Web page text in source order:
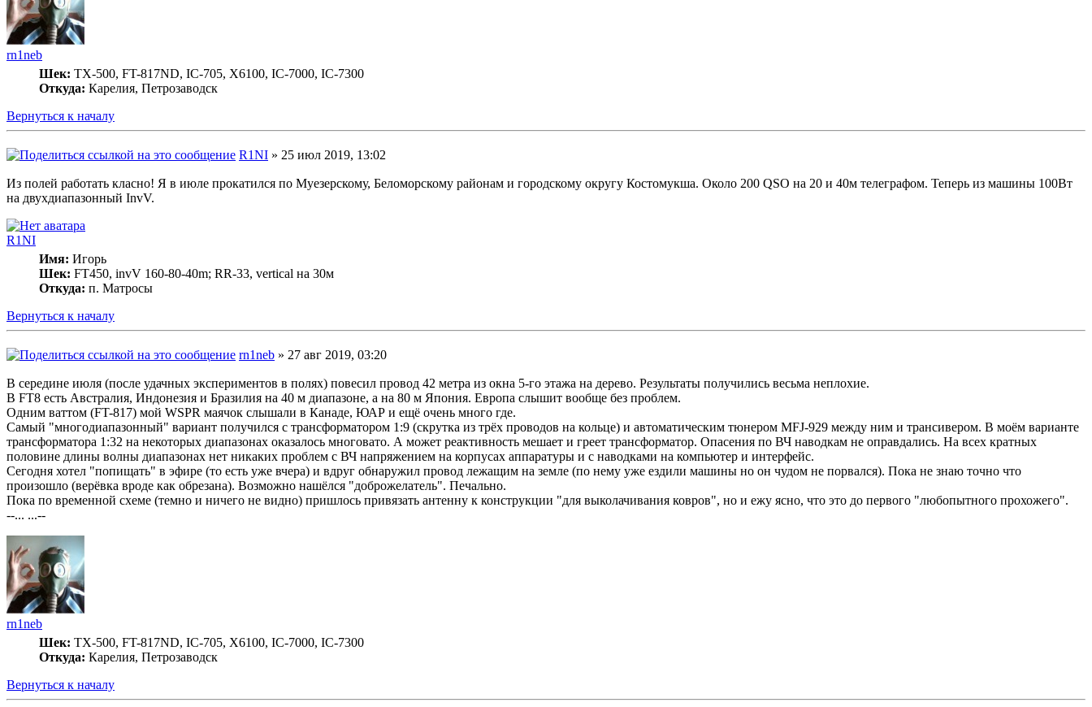
rn1neb
Шек: TX-500, FT-817ND, IC-705, X6100, IC-7000, IC-7300
Откуда: Карелия, Петрозаводск
Вернуться к началу
R1NI » 25 июл 2019, 13:02
Из полей работать класно! Я в июле прокатился по Муезерскому, Беломорскому районам и городскому округу Костомукша. Около 200 QSO на 20 и 40м телеграфом. Теперь из машины 100Вт
на двухдиапазонный InvV.
R1NI
Имя: Игорь
Шек: FT450, invV 160-80-40m; RR-33, vertical на 30м
Откуда: п. Матросы
Вернуться к началу
rn1neb » 27 авг 2019, 03:20
В середине июля (после удачных экспериментов в полях) повесил провод 42 метра из окна 5-го этажа на дерево. Результаты получились весьма неплохие.
В FT8 есть Австралия, Индонезия и Бразилия на 40 м диапазоне, а на 80 м Япония. Европа слышит вообще без проблем.
Одним ваттом (FT-817) мой WSPR маячок слышали в Канаде, ЮАР и ещё очень много где.
Самый "многодиапазонный" вариант получился с трансформатором 1:9 (скрутка из трёх проводов на кольце) и автоматическим тюнером MFJ-929 между ним и трансивером. В моём варианте
трансформатора 1:32 на некоторых диапазонах оказалось многовато. А может реактивность мешает и греет трансформатор. Опасения по ВЧ наводкам не оправдались. На всех кратных
половине длины волны диапазонах нет никаких проблем с ВЧ напряжением на корпусах аппаратуры и с наводками на компьютер и интерфейс.
Сегодня хотел "попищать" в эфире (то есть уже вчера) и вдруг обнаружил провод лежащим на земле (по нему уже ездили машины но он чудом не порвался). Пока не знаю точно что
произошло (верёвка вроде как обрезана). Возможно нашёлся "доброжелатель". Печально.
Пока по временной схеме (темно и ничего не видно) пришлось привязать антенну к конструкции "для выколачивания ковров", но и ежу ясно, что это до первого "любопытного прохожего".
--... ...--
rn1neb
Шек: TX-500, FT-817ND, IC-705, X6100, IC-7000, IC-7300
Откуда: Карелия, Петрозаводск
Вернуться к началу